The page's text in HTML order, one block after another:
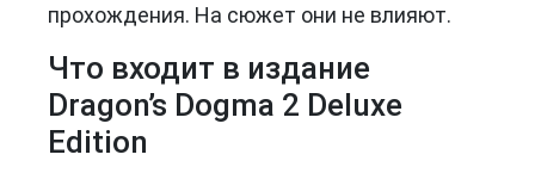
прохождения. На сюжет они не влияют.
Что входит в издание
Dragon’s Dogma 2 Deluxe
Edition